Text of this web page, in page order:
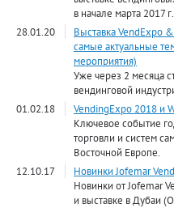
в начале марта 2017 г.
28.01.20
Выставка VendExpo
самые актуальные
мероприятия)
Уже через 2 месяца
вендинговой
01.02.18
VendingExpo 2018 и
Ключевое событие
торговли и систем
Восточной Европе.
12.10.17
Новинки Jofemar
Новинки от Jofemar
и выставке в Дубаи